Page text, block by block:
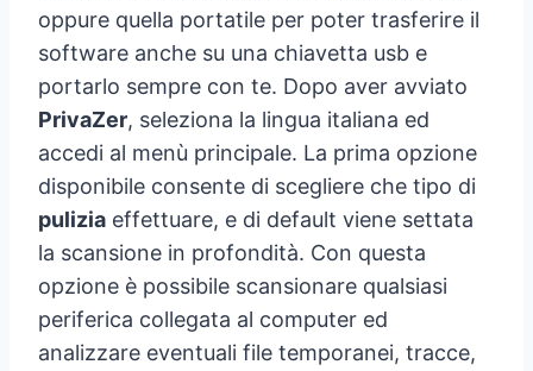
oppure quella portatile per poter trasferire il
software anche su una chiavetta usb e
portarlo sempre con te. Dopo aver avviato
PrivaZer, seleziona la lingua italiana ed
accedi al menù principale. La prima opzione
disponibile consente di scegliere che tipo di
pulizia effettuare, e di default viene settata
la scansione in profondità. Con questa
opzione è possibile scansionare qualsiasi
periferica collegata al computer ed
analizzare eventuali file temporanei, tracce,